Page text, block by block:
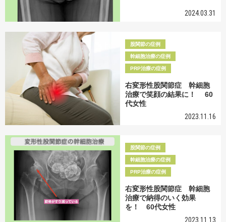
2024.03.31
股関節の症例
幹細胞治療の症例
PRP治療の症例
右変形性股関節症 幹細胞
治療で笑顔の結果に！ 60
代女性
2023.11.16
股関節の症例
幹細胞治療の症例
PRP治療の症例
右変形性股関節症 幹細胞
治療で納得のいく効果
を！ 60代女性
2023.11.13